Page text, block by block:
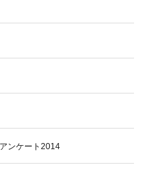
ンケート2014